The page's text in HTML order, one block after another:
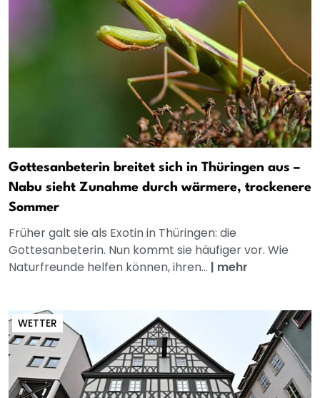
Gottesanbeterin breitet sich in Thüringen aus –
Nabu sieht Zunahme durch wärmere, trockenere
Sommer
Früher galt sie als Exotin in Thüringen: die
Gottesanbeterin. Nun kommt sie häufiger vor. Wie
Naturfreunde helfen können, ihren... | mehr
WETTER